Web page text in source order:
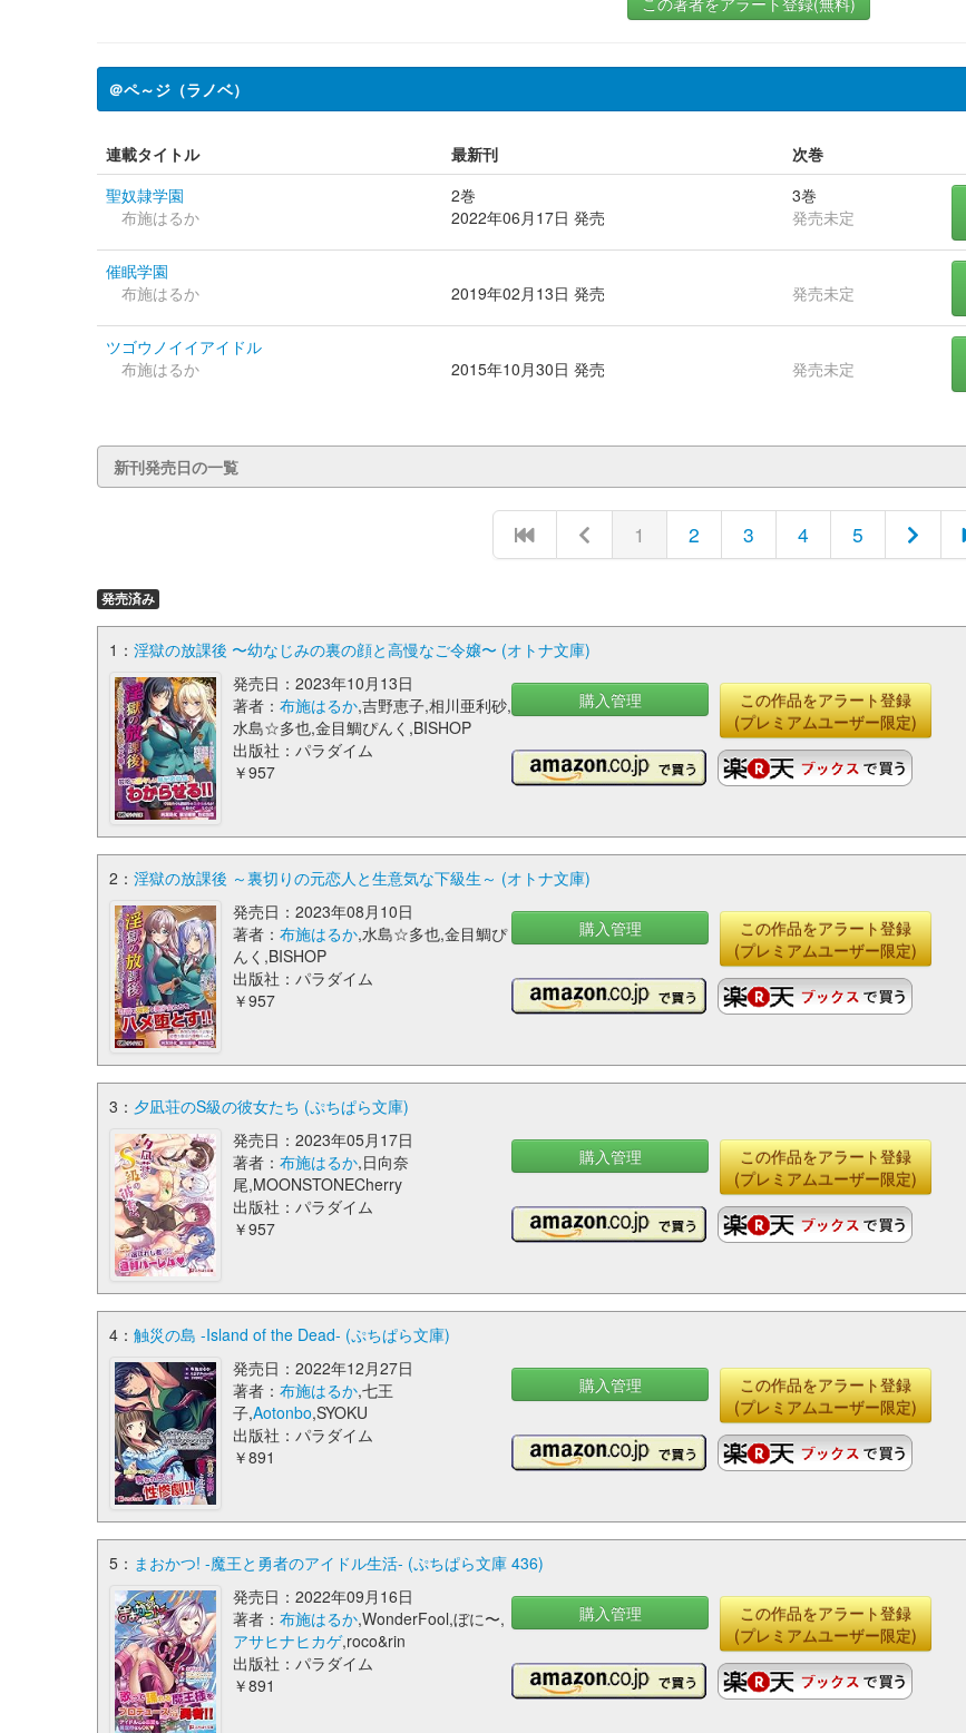
＠ペ～ジ（ラノベ）
連載タイトル 最新刊
次巻
聖奴隷学園
布施はるか
2巻
2022年06月17日 発売
3巻
発売未定
催眠学園
布施はるか
2019年02月13日 発売 発売未定
ツゴウノイイアイドル
布施はるか
2015年10月30日 発売 発売未定
新刊発売日の一覧
1 2 3 4 5
発売済み
1： 淫獄の放課後 〜幼なじみの裏の顔と高慢なご令嬢〜 (オトナ文庫)
発売日：2023年10月13日
著者：布施はるか,吉野恵子,相川亜利砂,
水島☆多也,金目鯛ぴんく,BISHOP
出版社：パラダイム
￥957
購入管理
この作品をアラート登録
(プレミアムユーザー限定)
2： 淫獄の放課後 ～裏切りの元恋人と生意気な下級生～ (オトナ文庫)
発売日：2023年08月10日
著者：布施はるか,水島☆多也,金目鯛ぴ
んく,BISHOP
出版社：パラダイム
￥957
購入管理
この作品をアラート登録
(プレミアムユーザー限定)
3： 夕凪荘のS級の彼女たち (ぷちぱら文庫)
発売日：2023年05月17日
著者：布施はるか,日向奈
尾,MOONSTONECherry
出版社：パラダイム
￥957
購入管理
この作品をアラート登録
(プレミアムユーザー限定)
4： 触災の島 -Island of the Dead- (ぷちぱら文庫)
発売日：2022年12月27日
著者：布施はるか,七王
子,Aotonbo,SYOKU
出版社：パラダイム
￥891
購入管理
この作品をアラート登録
(プレミアムユーザー限定)
5： まおかつ! -魔王と勇者のアイドル生活- (ぷちぱら文庫 436)
発売日：2022年09月16日
著者：布施はるか,WonderFool,ぼに〜,
アサヒナヒカゲ,roco&rin
出版社：パラダイム
￥891
購入管理
この作品をアラート登録
(プレミアムユーザー限定)